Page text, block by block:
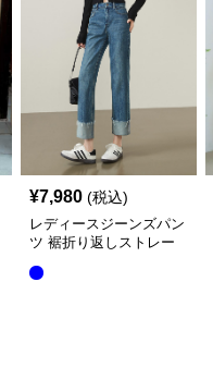
¥7,980 (税込)
レディースジーンズパン
ツ 裾折り返しストレー